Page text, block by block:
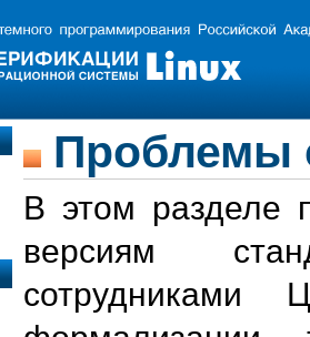
Проблемы
В этом разделе
версиям